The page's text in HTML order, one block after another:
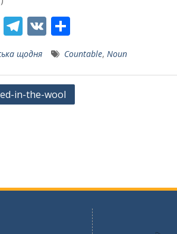
E T
el
e
gr
a
V
K
ar
e
щодня Countable, Noun
in-the-wool